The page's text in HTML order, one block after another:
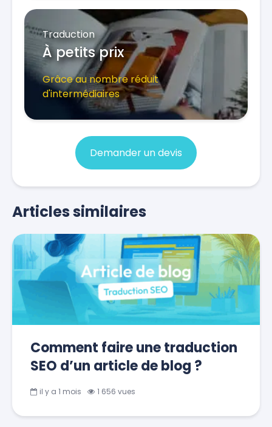
Traduction
À petits prix
Grâce au nombre réduit
d'intermédiaires
Demander un devis
Articles similaires
Comment faire une traduction
SEO d’un article de blog ?
il y a 1 mois 1 656 vues